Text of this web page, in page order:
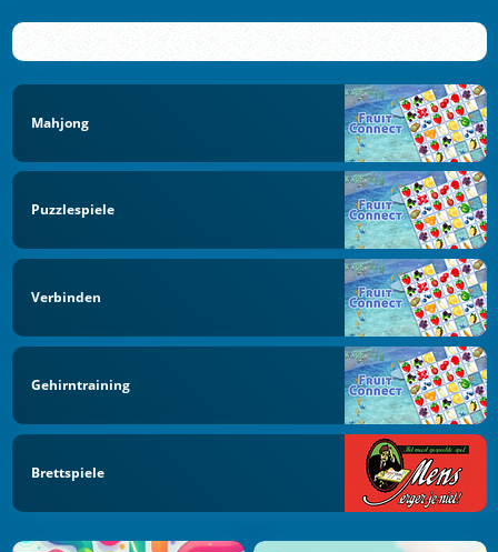
Mahjong
Puzzlespiele
Verbinden
Gehirntraining
Brettspiele